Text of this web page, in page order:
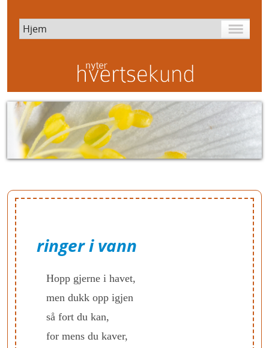
ringer i vann
Hopp gjerne i havet,
men dukk opp igjen
så fort du kan,
for mens du kaver,